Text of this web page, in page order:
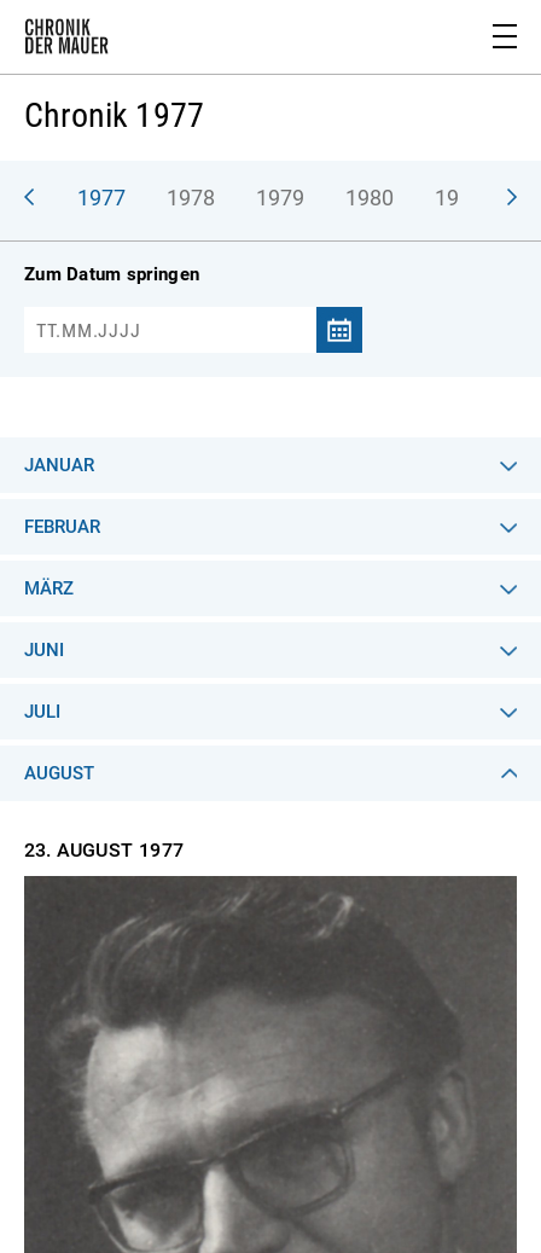
Chronik 1977
1977 1978 1979 1980 1981
Zum Datum springen
JANUAR
FEBRUAR
MÄRZ
JUNI
JULI
AUGUST
23. AUGUST 1977